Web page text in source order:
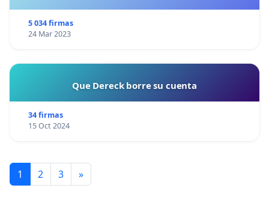
5 034 firmas
24 Mar 2023
Que Dereck borre su cuenta
34 firmas
15 Oct 2024
1 2 3 »